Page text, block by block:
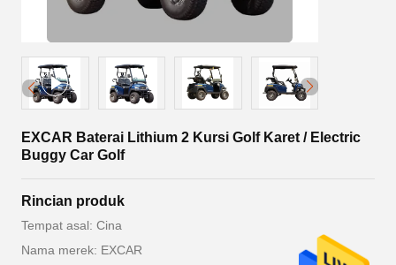
EXCAR Baterai Lithium 2 Kursi Golf Karet / Electric
Buggy Car Golf
Rincian produk
Tempat asal: Cina
Nama merek: EXCAR